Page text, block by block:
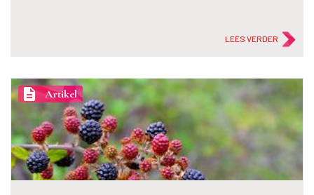
LEES VERDER
description Artikel